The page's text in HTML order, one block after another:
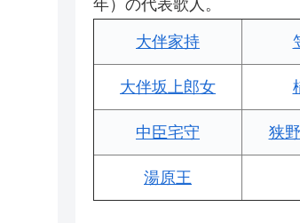
年）の代表歌人。
大伴家持
大伴坂上郎女
中臣宅守 狭
湯原王